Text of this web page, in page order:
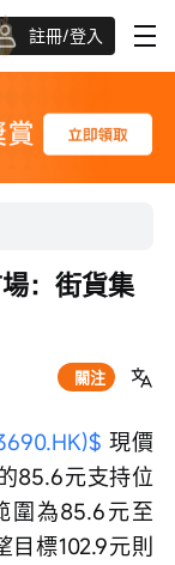
註冊/登入
高達過千蚊獎賞
關注
：街貨集
現價
85.6元支持位
圍為85.6元至
目標102.9元則